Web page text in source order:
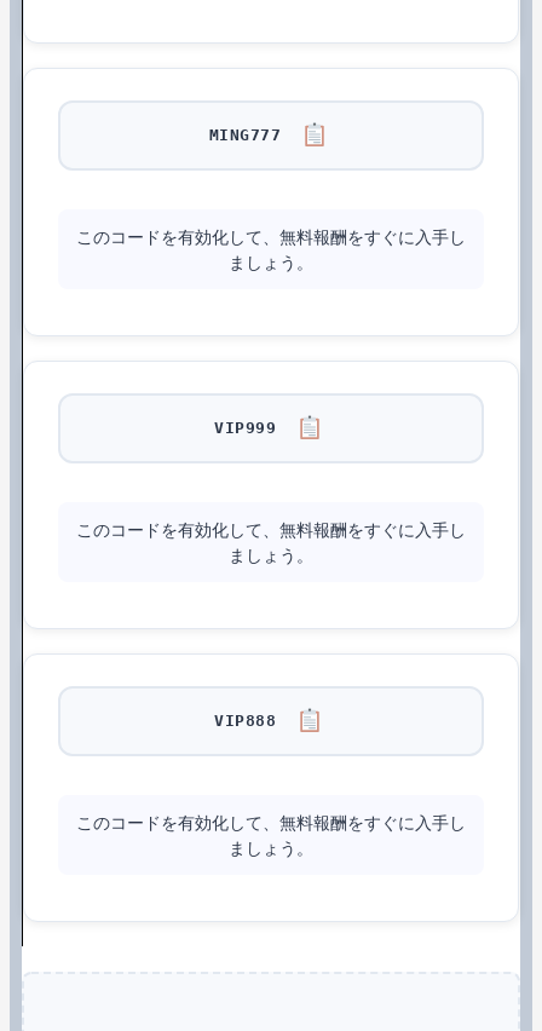
MING777
このコードを有効化して、無料報酬をすぐに入手し
ましょう。
VIP999
このコードを有効化して、無料報酬をすぐに入手し
ましょう。
VIP888
このコードを有効化して、無料報酬をすぐに入手し
ましょう。